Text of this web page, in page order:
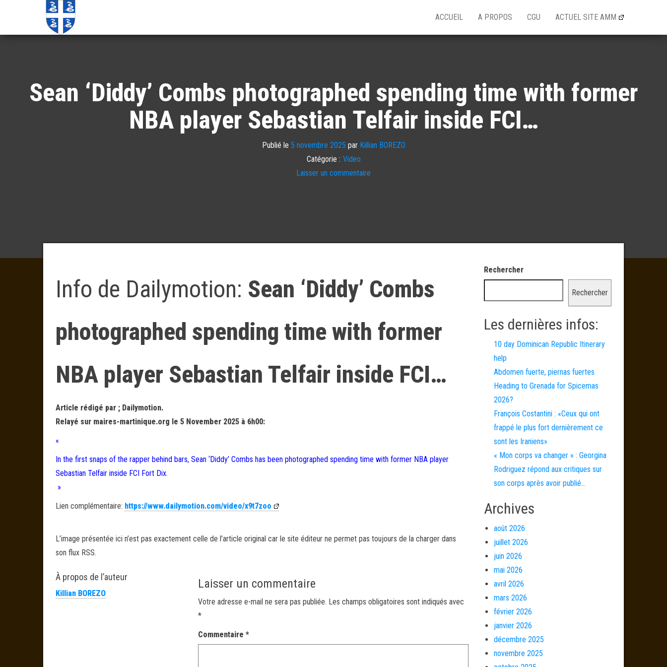
ACCUEIL A PROPOS CGU ACTUEL SITE AMM
Sean ‘Diddy’ Combs photographed spending time with former
NBA player Sebastian Telfair inside FCI…
Publié le 5 novembre 2025 par Killian BOREZO
Catégorie : Video
Laisser un commentaire
Info de Dailymotion: Sean ‘Diddy’ Combs
photographed spending time with former
NBA player Sebastian Telfair inside FCI…
Article rédigé par ; Dailymotion.
Relayé sur maires-martinique.org le 5 November 2025 à 6h00:
«
In the first snaps of the rapper behind bars, Sean ‘Diddy’ Combs has been photographed spending time with former NBA player
Sebastian Telfair inside FCI Fort Dix.
»
Lien complémentaire: https://www.dailymotion.com/video/x9t7zoo
L’image présentée ici n’est pas exactement celle de l’article original car le site éditeur ne permet pas toujours de la charger dans
son flux RSS.
À propos de l’auteur
Killian BOREZO
Laisser un commentaire
Votre adresse e-mail ne sera pas publiée. Les champs obligatoires sont indiqués avec
*
Commentaire*
Rechercher
Rechercher
Les dernières infos:
10 day Dominican Republic Itinerary
help
Abdomen fuerte, piernas fuertes
Heading to Grenada for Spicemas
2026?
François Costantini : «Ceux qui ont
frappé le plus fort dernièrement ce
sont les Iraniens»
« Mon corps va changer » : Georgina
Rodriguez répond aux critiques sur
son corps après avoir publié…
Archives
août 2026
juillet 2026
juin 2026
mai 2026
avril 2026
mars 2026
février 2026
janvier 2026
décembre 2025
novembre 2025